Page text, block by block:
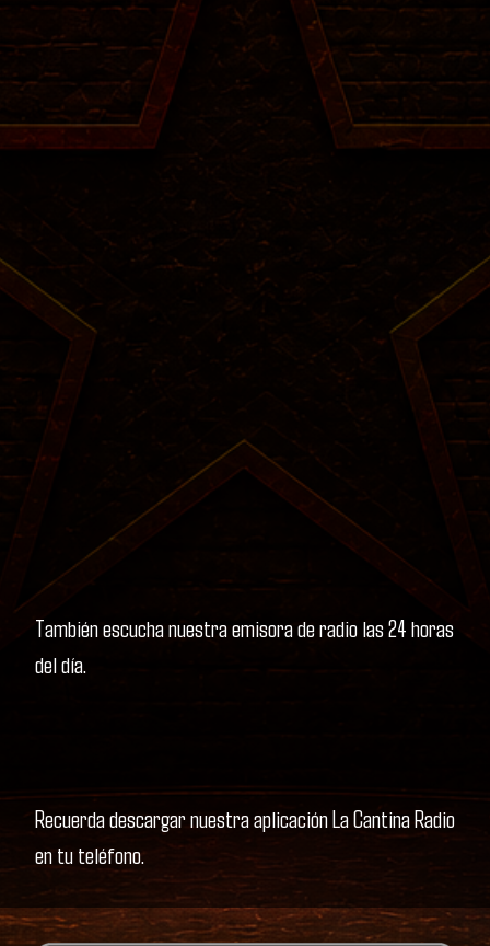
También escucha nuestra emisora de radio las 24 horas
del día.
Recuerda descargar nuestra aplicación La Cantina Radio
en tu teléfono.